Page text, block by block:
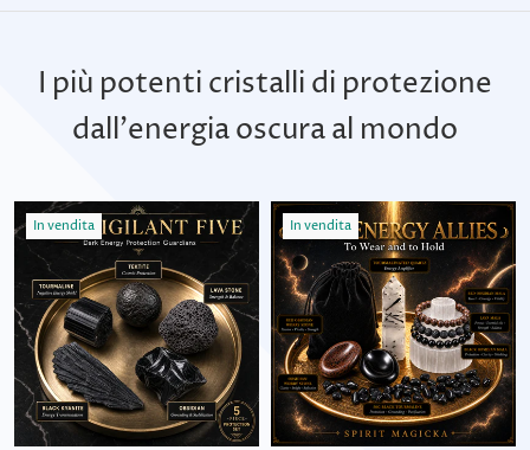
I più potenti cristalli di protezione
dall'energia oscura al mondo
In vendita In vendita